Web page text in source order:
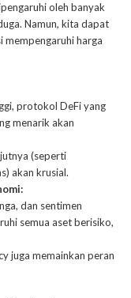
oleh banyak
Namun, kita dapat
harga
protokol DeFi yang
menarik akan
(seperti
akan krusial.
dan sentimen
semua aset berisiko,
juga memainkan peran